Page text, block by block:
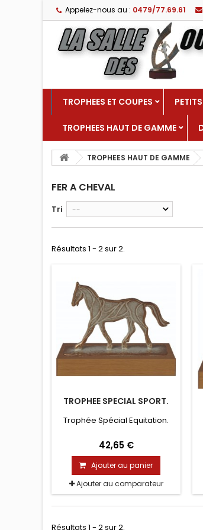
Appelez-nous au : 0479/77.69.61
TROPHEES ET COUPES
TROPHEES HAUT DE GAMME
TROPHEES HAUT DE GAMME
FER A CHEVAL
Tri --
Résultats 1 - 2 sur 2.
TROPHEE SPECIAL SPORT.
Trophée Spécial Equitation.
42,65 €
Ajouter au panier
Ajouter au comparateur
Résultats 1 - 2 sur 2.